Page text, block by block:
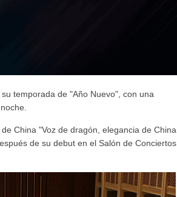
temporada de "Año Nuevo", con una
China "Voz de dragón, elegancia de China
de su debut en el Salón de Conciertos